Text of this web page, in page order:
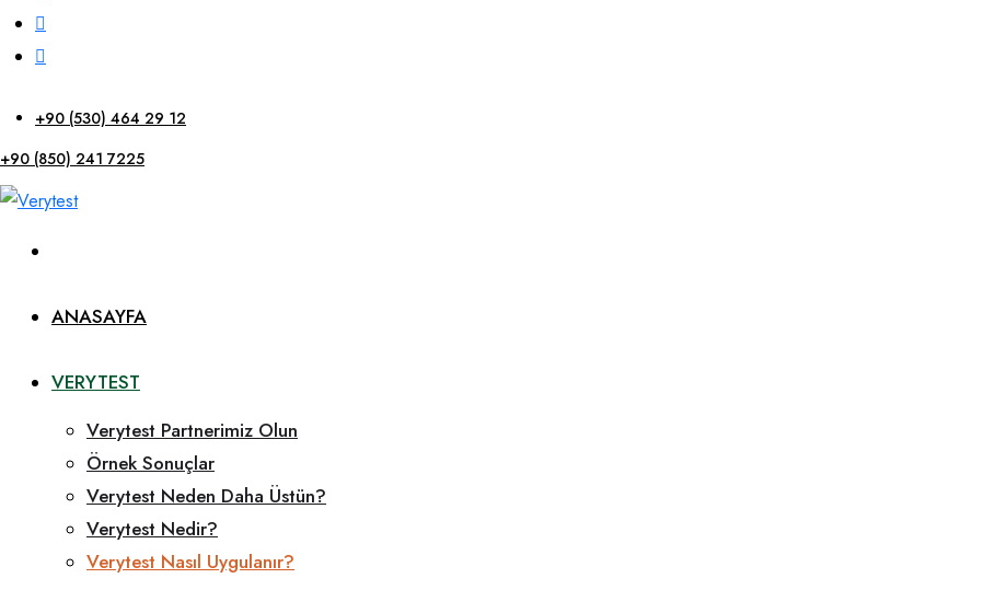
+90 (530) 464 29 12
+90 (850) 241 7225
ANASAYFA
VERYTEST
Verytest Partnerimiz Olun
Örnek Sonuçlar
Verytest Neden Daha Üstün?
Verytest Nedir?
Verytest Nasıl Uygulanır?